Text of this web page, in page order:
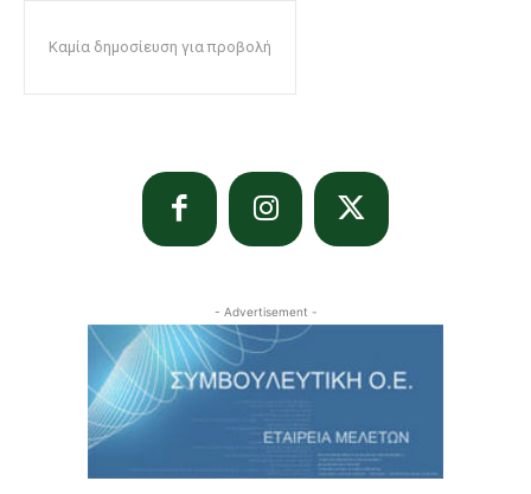
Καμία δημοσίευση για προβολή
- Advertisement -